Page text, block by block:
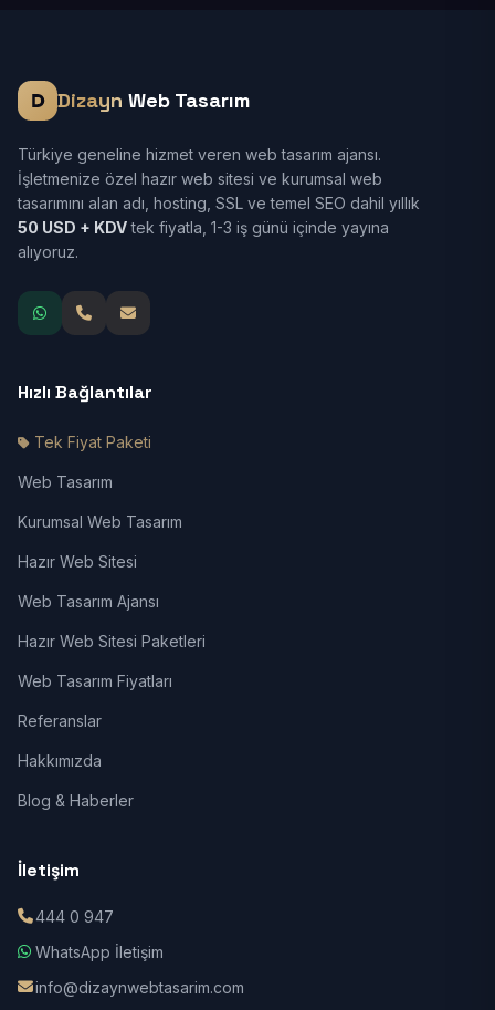
Dizayn Web Tasarım
Türkiye geneline hizmet veren web tasarım ajansı.
İşletmenize özel hazır web sitesi ve kurumsal web
tasarımını alan adı, hosting, SSL ve temel SEO dahil yıllık
50 USD + KDVtek fiyatla, 1-3 iş günü içinde yayına
alıyoruz.
Hızlı Bağlantılar
Tek Fiyat Paketi
Web Tasarım
Kurumsal Web Tasarım
Hazır Web Sitesi
Web Tasarım Ajansı
Hazır Web Sitesi Paketleri
Web Tasarım Fiyatları
Referanslar
Hakkımızda
Blog & Haberler
İletişim
444 0 947
WhatsApp İletişim
info@dizaynwebtasarim.com